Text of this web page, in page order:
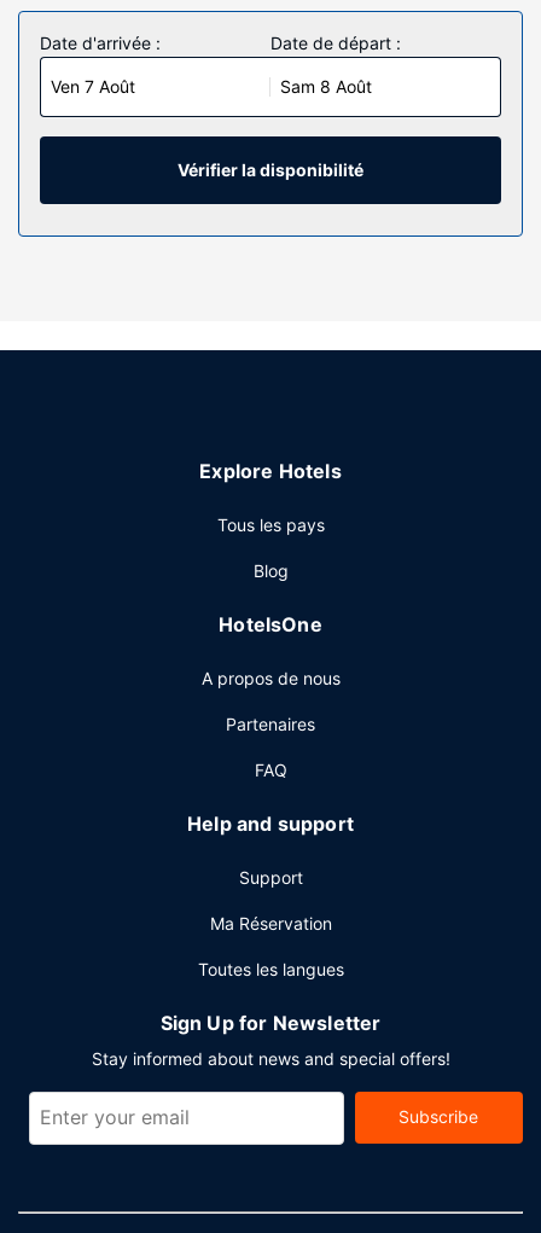
Les 258 chambres de l'hébergement vous invitent à la
détente et comprennent un réfrigérateur et une station
d'accueil iPod. Une télévision connectée avec chaînes par
câble assure votre divertissement, alors que l'accès Wi-Fi
à Internet gratuit vous permet de rester en contact avec le
monde. Une salle de bain privée avec des articles de
toilette de luxe et un sèche-cheveux est à votre
disposition. Les équipements et services offerts par
proposées par l'hébergement et qui incluent notamment
d'organisation de mariages.
High Horse, un restaurant qui abrite un bar / salon, parfait
soirée cocooning, un service d'étage (horaires limités) est
tous les jours de 07 h 00 à 11 h 00 moyennant un
de départ express, un service de nettoyage à
sec / blanchisserie et une réception ouverte 24 h/24. Si
confiance à cet hôtel qui dispose d'espaces événements
mesurant 389 mètres carrés et comprenant un centre de
Date d'arrivée :
Ven 7 Août
Date de départ :
Sam 8 Août
Vérifier la disponibilité
Explore Hotels
Tous les pays
Blog
HotelsOne
A propos de nous
Partenaires
FAQ
Help and support
Support
Ma Réservation
Toutes les langues
Sign Up for Newsletter
Stay informed about news and special offers!
Subscribe